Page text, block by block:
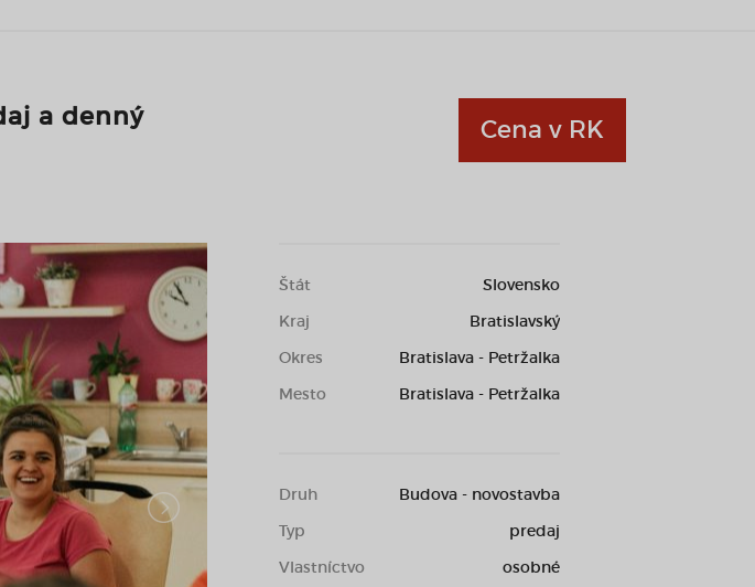
a denný
Cena v RK
Štát
Slovensko
Kraj
Bratislavský
Okres
Bratislava - Petržalka
Mesto
Bratislava - Petržalka
Druh
Budova - novostavba
Typ
predaj
Vlastníctvo
osobné